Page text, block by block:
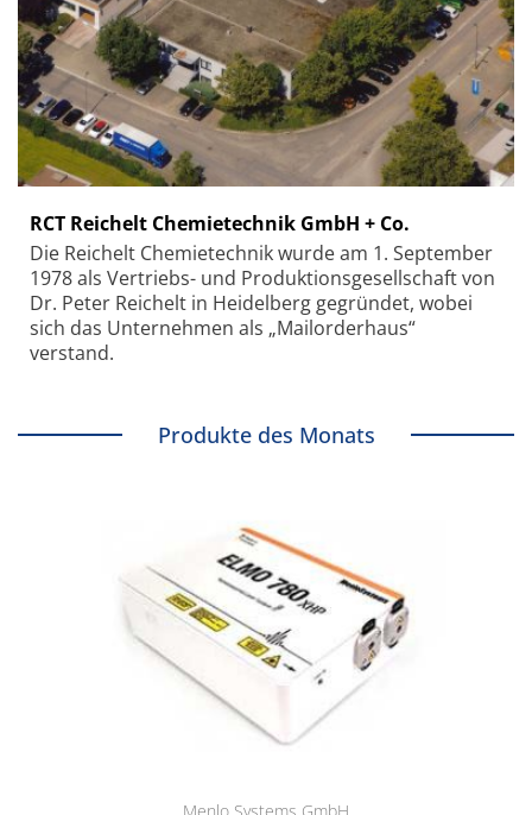
RCT Reichelt Chemietechnik GmbH + Co.
Die Reichelt Chemietechnik wurde am 1. September
1978 als Vertriebs- und Produktionsgesellschaft von
Dr. Peter Reichelt in Heidelberg gegründet, wobei
sich das Unternehmen als „Mailorderhaus“
verstand.
Produkte des Monats